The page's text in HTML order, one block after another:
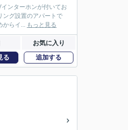
ンターホンが付いてお
ング設置のアパートで
からイ... もっと見る
お気に入り
る 追加する